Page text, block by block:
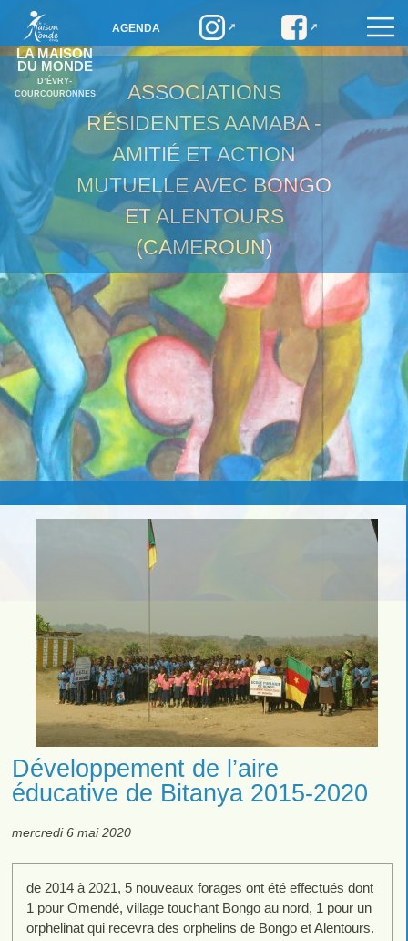
LA MAISON
DU MONDE
D’ÉVRY-
COURCOURONNES
AGENDA
ASSOCIATIONS
RÉSIDENTESAAMABA -
AMITIÉ ET ACTION
MUTUELLE AVEC BONGO
ET ALENTOURS
(CAMEROUN)
Développement de l’aire
éducative de Bitanya 2015-2020
mercredi 6 mai 2020
de 2014 à 2021, 5 nouveaux forages ont été effectués dont
1 pour Omendé, village touchant Bongo au nord, 1 pour un
orphelinat qui recevra des orphelins de Bongo et Alentours.